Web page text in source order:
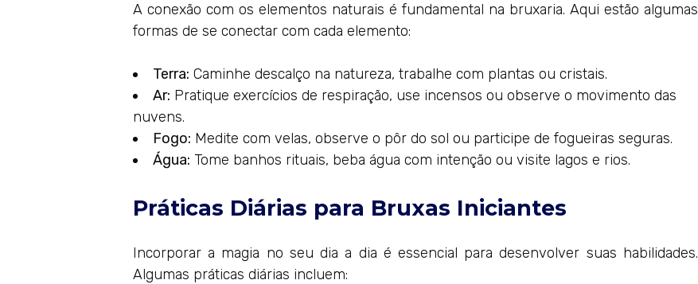
A conexão com os elementos naturais é fundamental na bruxaria. Aqui estão algumas
formas de se conectar com cada elemento:
Terra: Caminhe descalço na natureza, trabalhe com plantas ou cristais.
Ar: Pratique exercícios de respiração, use incensos ou observe o movimento das
nuvens.
Fogo: Medite com velas, observe o pôr do sol ou participe de fogueiras seguras.
Água: Tome banhos rituais, beba água com intenção ou visite lagos e rios.
Práticas Diárias para Bruxas Iniciantes
Incorporar a magia no seu dia a dia é essencial para desenvolver suas habilidades.
Algumas práticas diárias incluem: